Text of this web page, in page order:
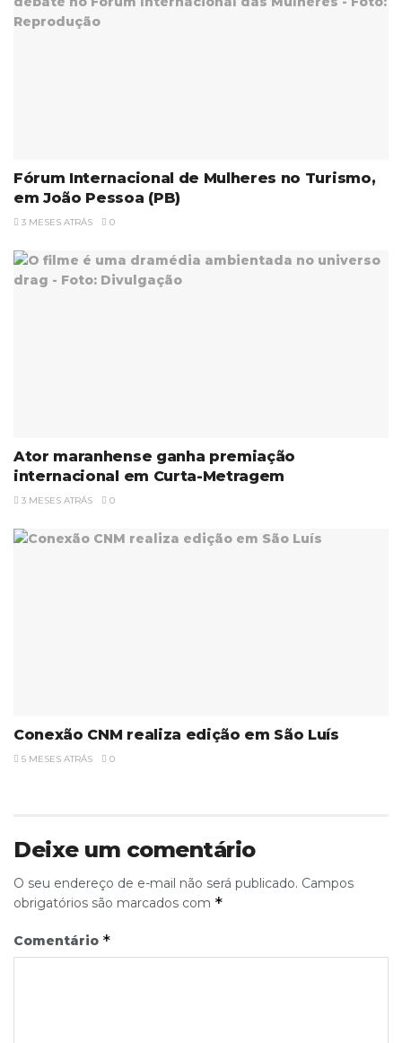
Fórum Internacional de Mulheres no Turismo,
em João Pessoa (PB)
3 MESES ATRÁS 0
Ator maranhense ganha premiação
internacional em Curta-Metragem
3 MESES ATRÁS 0
Conexão CNM realiza edição em São Luís
5 MESES ATRÁS 0
Deixe um comentário
O seu endereço de e-mail não será publicado. Campos
obrigatórios são marcados com *
Comentário *